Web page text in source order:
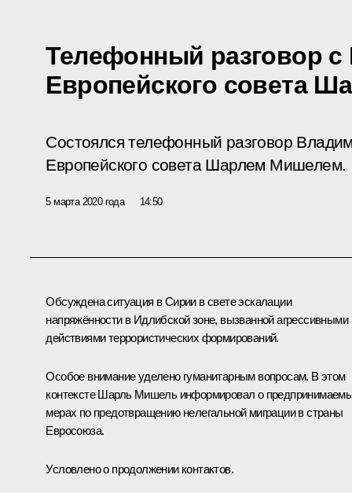
Телефонный разговор с
Европейского совета
Состоялся телефонный разговор
Европейского совета Шарлем Мишелем.
5 марта 2020 года 14:50
Обсуждена ситуация в Сирии в свете эскалации
напряжённости в Идлибской зоне, вызванной агрессивными
действиями террористических формирований.
Особое внимание уделено гуманитарным вопросам. В этом
контексте Шарль Мишель информировал о
мерах по предотвращению нелегальной миграции в страны
Евросоюза.
Условлено о продолжении контактов.